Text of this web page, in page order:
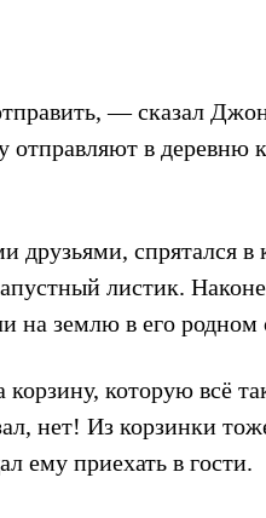
— сказал
отправляют в деревню
спрятался в
листик.
на землю в его родном
которую всё
нет! Из корзинки
ему приехать в гости.